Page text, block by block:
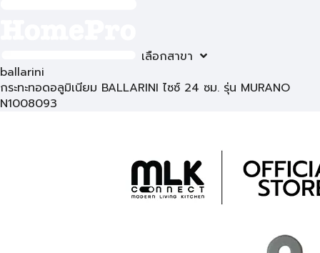
เลือกสาขา
ballarini
กระทะทอดอลูมิเนียม BALLARINI ไซซ์ 24 ซม. รุ่น MURANO
N1008093